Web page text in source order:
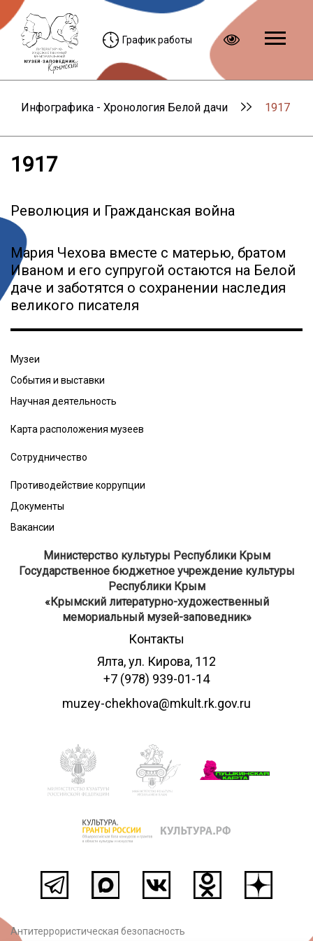
График работы
Инфографика - Хронология Белой дачи 1917
1917
Революция и Гражданская война
Мария Чехова вместе с матерью, братом
Иваном и его супругой остаются на Белой
даче и заботятся о сохранении наследия
великого писателя
Музеи
События и выставки
Научная деятельность
Карта расположения музеев
Сотрудничество
Противодействие коррупции
Документы
Вакансии
Министерство культуры Республики Крым
Государственное бюджетное учреждение культуры
Республики Крым
​«Крымский литературно-художественный
мемориальный музей-заповедник»
Контакты
Ялта, ул. Кирова, 112
+7 (978) 939-01-14
muzey-chekhova@mkult.rk.gov.ru
Антитеррористическая безопасность